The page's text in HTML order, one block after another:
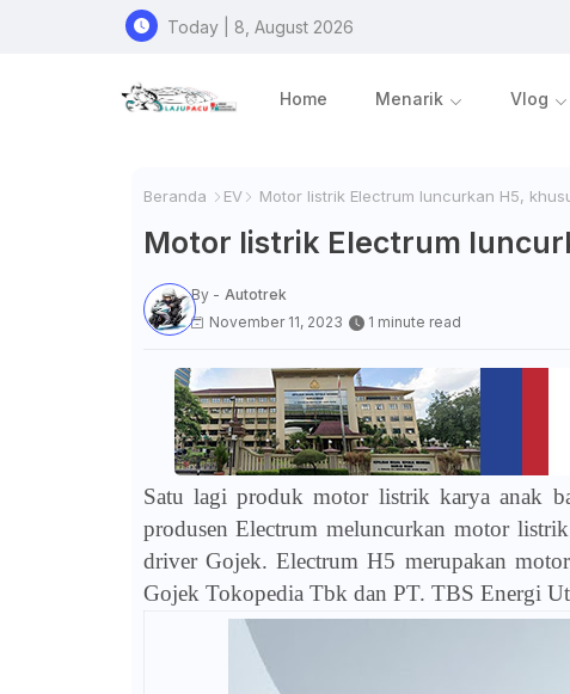
Today | 8, August 2026
Home Menarik Vlog
Beranda EV Motor listrik Electrum luncurkan H5,
Motor listrik Electrum
By - Autotrek
November 11, 2023
1 minute read
Satu lagi produk motor listrik karya anak
produsen Electrum meluncurkan motor
driver Gojek. Electrum H5 merupakan
Gojek Tokopedia Tbk dan PT. TBS Energi